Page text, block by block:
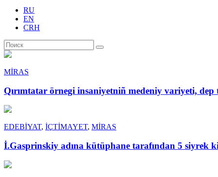
RU
EN
CRH
MİRAS
Qırımtatar örnegi insaniyetniñ medeniy variyeti, dep
EDEBİYAT, İÇTİMAYET, MİRAS
İ.Gasprinskiy adına kütüphane tarafından 5 siyrek